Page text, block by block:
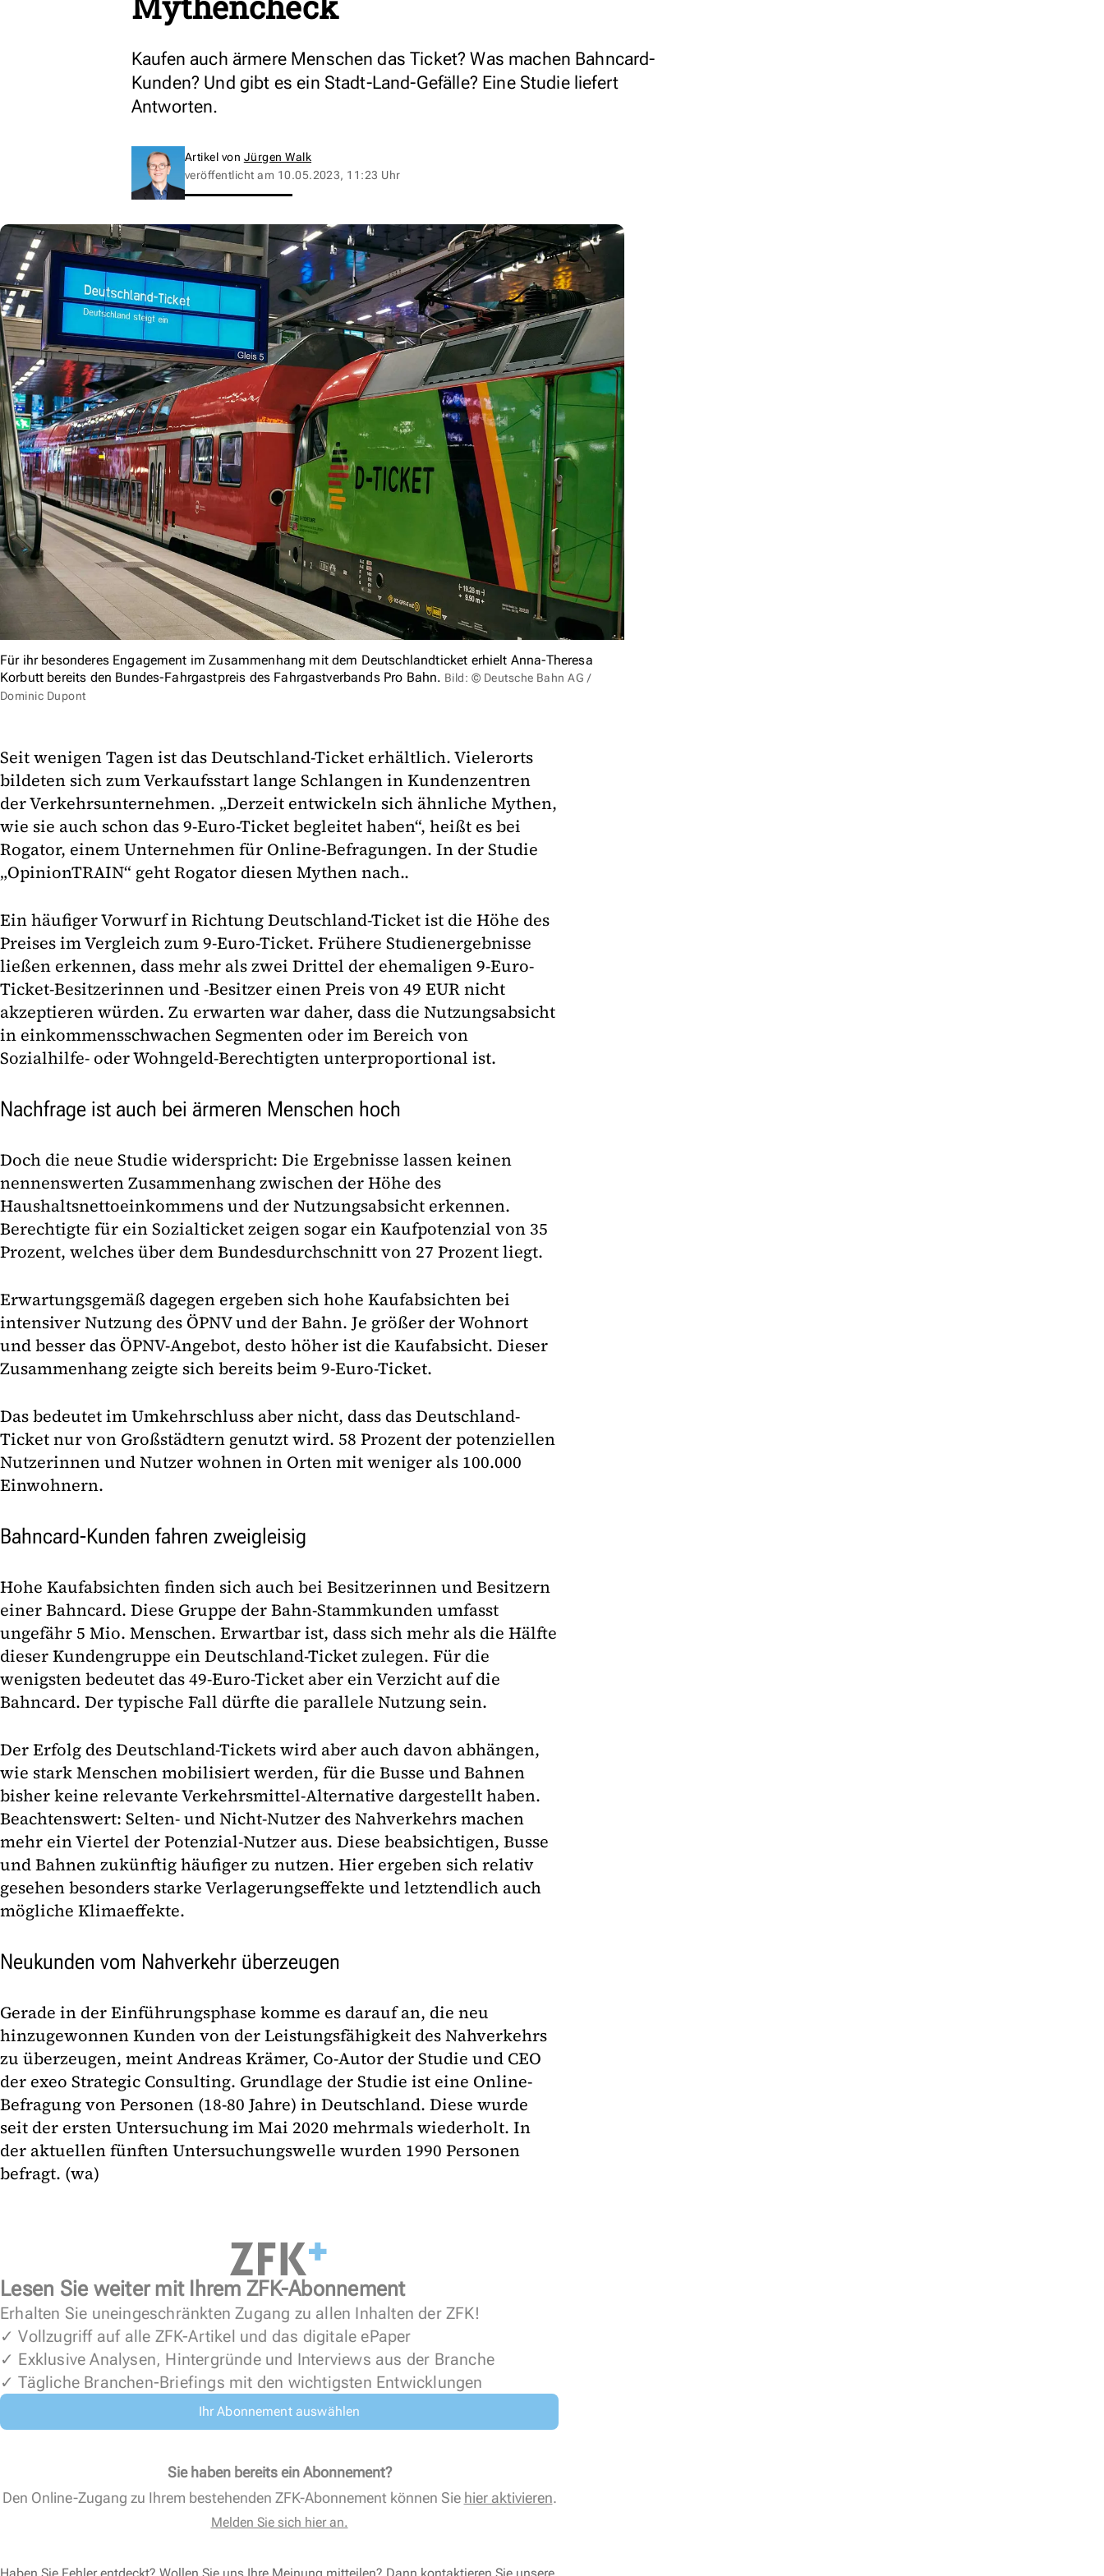
Kaufen auch ärmere Menschen das Ticket? Was machen Bahncard-
Kunden? Und gibt es ein Stadt-Land-Gefälle? Eine Studie liefert
Antworten.
Artikel von Jürgen Walk
veröffentlicht am 10.05.2023, 11:23 Uhr
Für ihr besonderes Engagement im Zusammenhang mit dem Deutschlandticket erhielt Anna-Theresa
Korbutt bereits den Bundes-Fahrgastpreis des Fahrgastverbands Pro Bahn. Bild: © Deutsche Bahn AG /
Dominic Dupont
Seit wenigen Tagen ist das Deutschland-Ticket erhältlich. Vielerorts
bildeten sich zum Verkaufsstart lange Schlangen in Kundenzentren
der Verkehrsunternehmen. „Derzeit entwickeln sich ähnliche Mythen,
wie sie auch schon das 9-Euro-Ticket begleitet haben“, heißt es bei
Rogator, einem Unternehmen für Online-Befragungen. In der Studie
„OpinionTRAIN“ geht Rogator diesen Mythen nach..
Ein häufiger Vorwurf in Richtung Deutschland-Ticket ist die Höhe des
Preises im Vergleich zum 9-Euro-Ticket. Frühere Studienergebnisse
ließen erkennen, dass mehr als zwei Drittel der ehemaligen 9-Euro-
Ticket-Besitzerinnen und -Besitzer einen Preis von 49 EUR nicht
akzeptieren würden. Zu erwarten war daher, dass die Nutzungsabsicht
in einkommensschwachen Segmenten oder im Bereich von
Sozialhilfe- oder Wohngeld-Berechtigten unterproportional ist.
Nachfrage ist auch bei ärmeren Menschen hoch
Doch die neue Studie widerspricht: Die Ergebnisse lassen keinen
nennenswerten Zusammenhang zwischen der Höhe des
Haushaltsnettoeinkommens und der Nutzungsabsicht erkennen.
Berechtigte für ein Sozialticket zeigen sogar ein Kaufpotenzial von 35
Prozent, welches über dem Bundesdurchschnitt von 27 Prozent liegt.
Erwartungsgemäß dagegen ergeben sich hohe Kaufabsichten bei
intensiver Nutzung des ÖPNV und der Bahn. Je größer der Wohnort
und besser das ÖPNV-Angebot, desto höher ist die Kaufabsicht. Dieser
Zusammenhang zeigte sich bereits beim 9-Euro-Ticket.
Das bedeutet im Umkehrschluss aber nicht, dass das Deutschland-
Ticket nur von Großstädtern genutzt wird. 58 Prozent der potenziellen
Nutzerinnen und Nutzer wohnen in Orten mit weniger als 100.000
Einwohnern.
Bahncard-Kunden fahren zweigleisig
Hohe Kaufabsichten finden sich auch bei Besitzerinnen und Besitzern
einer Bahncard. Diese Gruppe der Bahn-Stammkunden umfasst
ungefähr 5 Mio. Menschen. Erwartbar ist, dass sich mehr als die Hälfte
dieser Kundengruppe ein Deutschland-Ticket zulegen. Für die
wenigsten bedeutet das 49-Euro-Ticket aber ein Verzicht auf die
Bahncard. Der typische Fall dürfte die parallele Nutzung sein.
Der Erfolg des Deutschland-Tickets wird aber auch davon abhängen,
wie stark Menschen mobilisiert werden, für die Busse und Bahnen
bisher keine relevante Verkehrsmittel-Alternative dargestellt haben.
Beachtenswert: Selten- und Nicht-Nutzer des Nahverkehrs machen
mehr ein Viertel der Potenzial-Nutzer aus. Diese beabsichtigen, Busse
und Bahnen zukünftig häufiger zu nutzen. Hier ergeben sich relativ
gesehen besonders starke Verlagerungseffekte und letztendlich auch
mögliche Klimaeffekte.
Neukunden vom Nahverkehr überzeugen
Gerade in der Einführungsphase komme es darauf an, die neu
hinzugewonnen Kunden von der Leistungsfähigkeit des Nahverkehrs
zu überzeugen, meint Andreas Krämer, Co-Autor der Studie und CEO
der exeo Strategic Consulting. Grundlage der Studie ist eine Online-
Befragung von Personen (18-80 Jahre) in Deutschland. Diese wurde
seit der ersten Untersuchung im Mai 2020 mehrmals wiederholt. In
der aktuellen fünften Untersuchungswelle wurden 1990 Personen
befragt. (wa)
Lesen Sie weiter mit Ihrem ZFK-Abonnement
Erhalten Sie uneingeschränkten Zugang zu allen Inhalten der ZFK!
✓ Vollzugriff auf alle ZFK-Artikel und das digitale ePaper
✓ Exklusive Analysen, Hintergründe und Interviews aus der Branche
✓ Tägliche Branchen-Briefings mit den wichtigsten Entwicklungen
Ihr Abonnement auswählen
Sie haben bereits ein Abonnement?
Den Online-Zugang zu Ihrem bestehenden ZFK-Abonnement können Sie hier aktivieren.
Melden Sie sich hier an.